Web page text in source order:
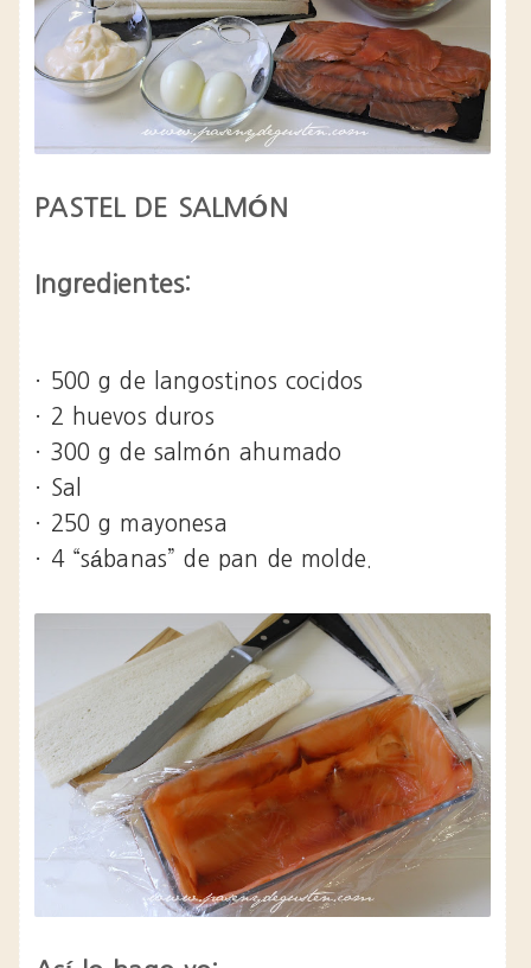
PASTEL DE SALMÓN
Ingredientes:
· 500 g de langostinos cocidos
· 2 huevos duros
· 300 g de salmón ahumado
· Sal
· 250 g mayonesa
· 4 “sábanas” de pan de molde.